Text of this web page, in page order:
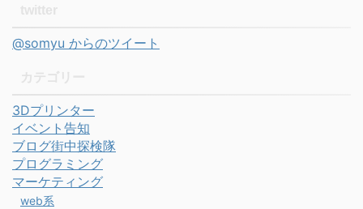
@somyu からのツイート
3Dプリンター
イベント告知
ブログ街中探検隊
プログラミング
マーケティング
web系